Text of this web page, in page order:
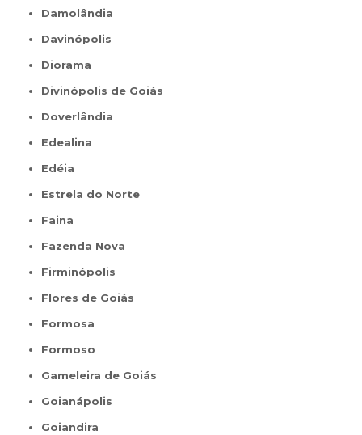
Damolândia
Davinópolis
Diorama
Divinópolis de Goiás
Doverlândia
Edealina
Edéia
Estrela do Norte
Faina
Fazenda Nova
Firminópolis
Flores de Goiás
Formosa
Formoso
Gameleira de Goiás
Goianápolis
Goiandira